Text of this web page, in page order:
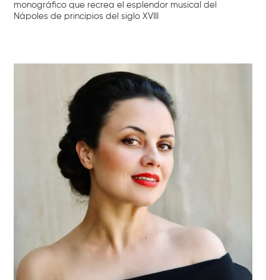
monográfico que recrea el esplendor musical del
Nápoles de principios del siglo XVIII